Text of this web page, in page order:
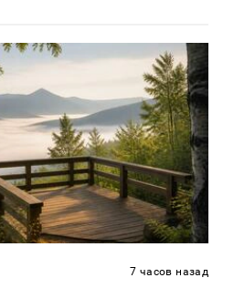
7 часов назад